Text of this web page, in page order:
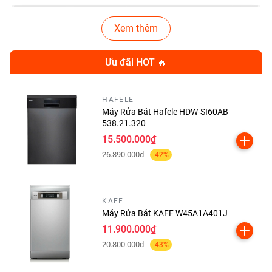
Model mới mang đến hiệu năng mạnh mẽ hơn, thiết kế tinh
tế hơn và nhiều tính năng thông minh đáng giá trong tầm
Xem thêm
Ưu đãi HOT 🔥
HAFELE
Máy Rửa Bát Hafele HDW-SI60AB
538.21.320
15.500.000₫
26.890.000₫ -42%
KAFF
Máy Rửa Bát KAFF W45A1A401J
11.900.000₫
20.800.000₫ -43%